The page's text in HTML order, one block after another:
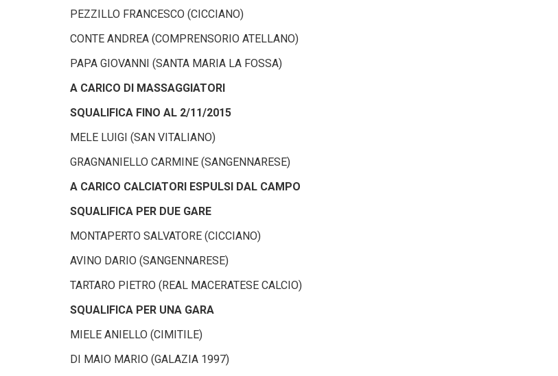
PEZZILLO FRANCESCO (CICCIANO)
CONTE ANDREA (COMPRENSORIO ATELLANO)
PAPA GIOVANNI (SANTA MARIA LA FOSSA)
A CARICO DI MASSAGGIATORI
SQUALIFICA FINO AL 2/11/2015
MELE LUIGI (SAN VITALIANO)
GRAGNANIELLO CARMINE (SANGENNARESE)
A CARICO CALCIATORI ESPULSI DAL CAMPO
SQUALIFICA PER DUE GARE
MONTAPERTO SALVATORE (CICCIANO)
AVINO DARIO (SANGENNARESE)
TARTARO PIETRO (REAL MACERATESE CALCIO)
SQUALIFICA PER UNA GARA
MIELE ANIELLO (CIMITILE)
DI MAIO MARIO (GALAZIA 1997)